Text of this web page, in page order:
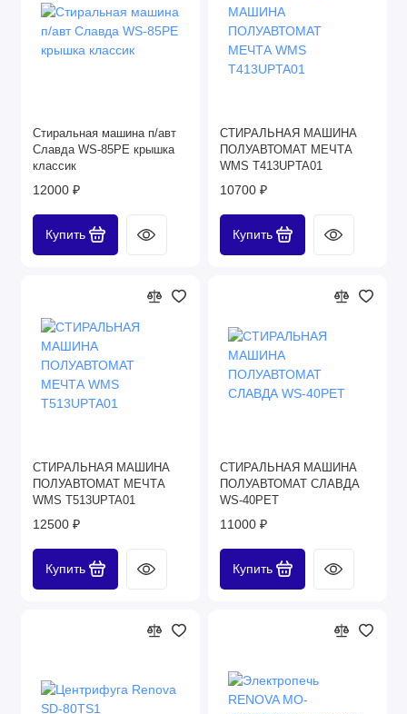
Стиральная машина п/авт
Славда WS-85PE крышка
классик
12000 ₽
Купить
СТИРАЛЬНАЯ МАШИНА
ПОЛУАВТОМАТ МЕЧТА
WMS T413UPTA01
10700 ₽
Купить
СТИРАЛЬНАЯ МАШИНА
ПОЛУАВТОМАТ МЕЧТА
WMS T513UPTA01
12500 ₽
Купить
СТИРАЛЬНАЯ МАШИНА
ПОЛУАВТОМАТ СЛАВДА
WS-40PET
11000 ₽
Купить